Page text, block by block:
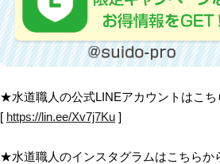
★水道職人の公式LINEアカウントはこち
[ https://lin.ee/Xv7j7Ku ]
★水道職人のインスタグラムはこちらか